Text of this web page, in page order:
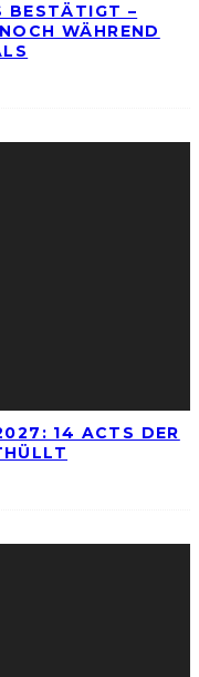
BESTÄTIGT –
WÄHREND
14 ACTS DER